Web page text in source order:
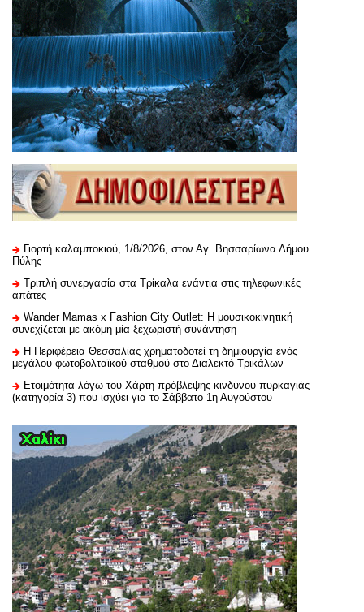
Γιορτή καλαμποκιού, 1/8/2026, στον Αγ. Βησσαρίωνα Δήμου
Πύλης
Τριπλή συνεργασία στα Τρίκαλα ενάντια στις τηλεφωνικές
απάτες
Wander Mamas x Fashion City Outlet: Η μουσικοκινητική
συνεχίζεται με ακόμη μία ξεχωριστή συνάντηση
H Περιφέρεια Θεσσαλίας χρηματοδοτεί τη δημιουργία ενός
μεγάλου φωτοβολταϊκού σταθμού στο Διαλεκτό Τρικάλων
Ετοιμότητα λόγω του Χάρτη πρόβλεψης κινδύνου πυρκαγιάς
(κατηγορία 3) που ισχύει για το Σάββατο 1η Αυγούστου